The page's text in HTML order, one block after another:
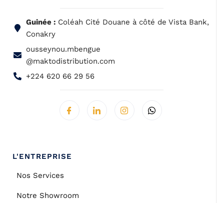
Guinée : Coléah Cité Douane à côté de Vista Bank,
Conakry
ousseynou.mbengue
@maktodistribution.com
+224 620 66 29 56
L'ENTREPRISE
Nos Services
Notre Showroom